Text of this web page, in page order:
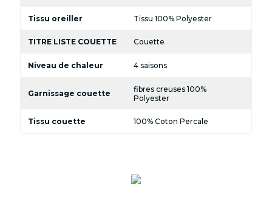
Tissu oreiller Tissu 100% Polyester
TITRE LISTE COUETTE Couette
Niveau de chaleur 4 saisons
Garnissage couette
fibres creuses 100%
Polyester
Tissu couette 100% Coton Percale